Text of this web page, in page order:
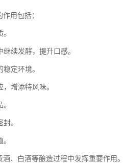
用包括：
续发酵，提升口感。
定环境。
增添特风味。
。
、白酒等酿造过程中发挥重要作用。